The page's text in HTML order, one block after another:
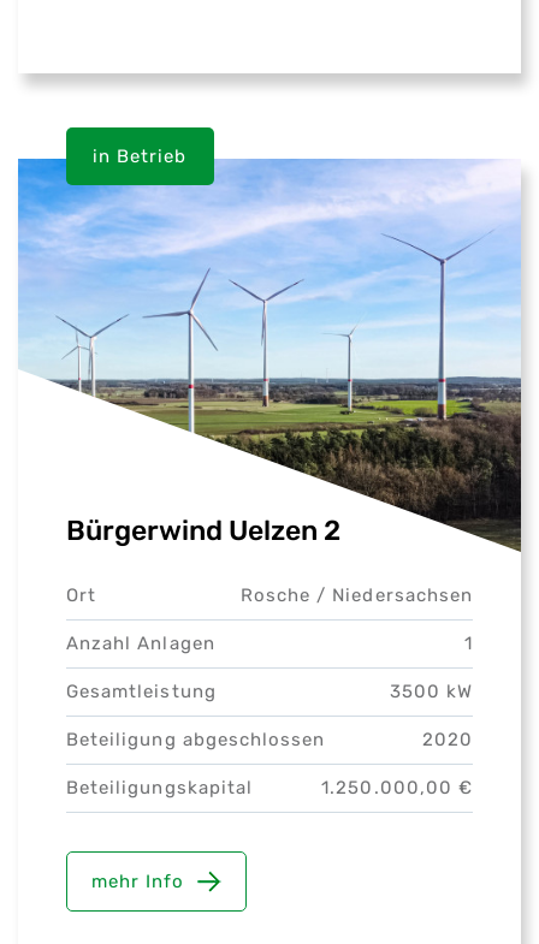
in Betrieb
Bürgerwind Uelzen 2
Ort Rosche / Niedersachsen
Anzahl Anlagen 1
Gesamtleistung 3500 kW
Beteiligung abgeschlossen 2020
Beteiligungskapital 1.250.000,00 €
mehr Info